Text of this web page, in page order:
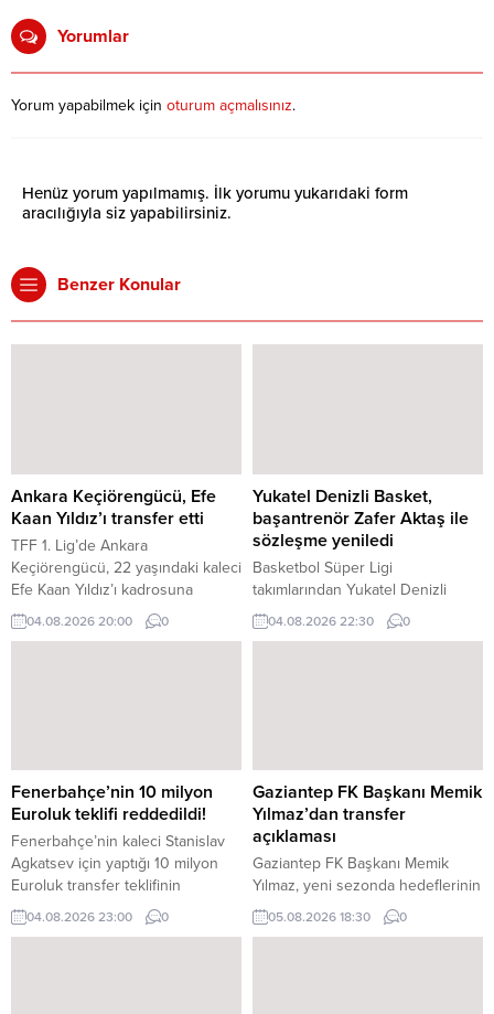
Yorumlar
Yorum yapabilmek için oturum açmalısınız.
Henüz yorum yapılmamış. İlk yorumu yukarıdaki form
aracılığıyla siz yapabilirsiniz.
Benzer Konular
Ankara Keçiörengücü, Efe
Kaan Yıldız’ı transfer etti
TFF 1. Lig’de Ankara
Keçiörengücü, 22 yaşındaki kaleci
Efe Kaan Yıldız’ı kadrosuna
kattığını açıkladı.
04.08.2026 20:00 0
Yukatel Denizli Basket,
başantrenör Zafer Aktaş ile
sözleşme yeniledi
Basketbol Süper Ligi
takımlarından Yukatel Denizli
Basket’te başantrenör Zafer
Aktaş ile sözleşme yeniledi.
04.08.2026 22:30 0
Fenerbahçe’nin 10 milyon
Euroluk teklifi reddedildi!
Fenerbahçe’nin kaleci Stanislav
Agkatsev için yaptığı 10 milyon
Euroluk transfer teklifinin
Krasnodar tarafından reddedildiği
iddia edildi.
04.08.2026 23:00 0
Gaziantep FK Başkanı Memik
Yılmaz’dan transfer
açıklaması
Gaziantep FK Başkanı Memik
Yılmaz, yeni sezonda hedeflerinin
kaliteli bir takım oluşturarak güzel
futbol izletmek olduğunu belirtti.
05.08.2026 18:30 0